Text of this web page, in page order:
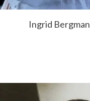
Ingrid Bergman